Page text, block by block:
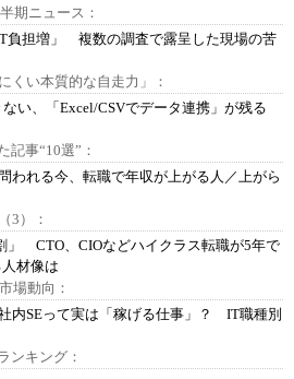
期ニュース：
負担増」 複数の調査で露呈した現場の苦
くい本質的な自走力」：
ない、「Excel/CSVでデータ連携」が残る
記事“10選”：
われる今、転職で年収が上がる人／上がら
3）：
」 CTO、CIOなどハイクラス転職が5年で
材像は
場動向：
内SEって実は「稼げる仕事」？ IT職種別
ンキング：